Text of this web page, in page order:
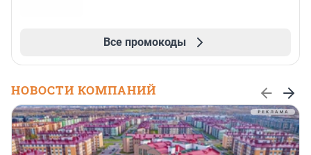
Все промокоды
НОВОСТИ КОМПАНИЙ